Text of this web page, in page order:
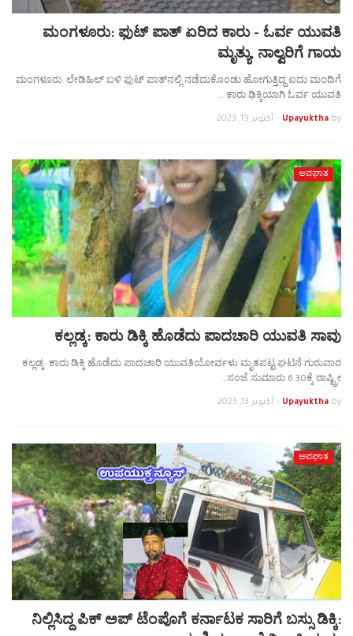
ಮಂಗಳೂರು: ಫುಟ್ ಪಾತ್ ಏರಿದ ಕಾರು - ಓರ್ವ ಯುವತಿ
ಮೃತ್ಯು, ನಾಲ್ವರಿಗೆ ಗಾಯ
ಮಂಗಳೂರು: ಲೇಡಿಹಿಲ್ ಬಳಿ ಫುಟ್ ಪಾತ್‌ನಲ್ಲಿ ನಡೆದುಕೊಂಡು ಹೋಗುತ್ತಿದ್ದ ಐದು ಮಂದಿಗೆ
ಕಾರು ಢಿಕ್ಕಿಯಾಗಿ ಓರ್ವ ಯುವತಿ …
by
Upayuktha
- أكتوبر 19, 2023
ಅಪಘಾತ
ಕಲ್ಲಡ್ಕ: ಕಾರು ಡಿಕ್ಕಿ ಹೊಡೆದು ಪಾದಚಾರಿ ಯುವತಿ ಸಾವು
ಕಲ್ಲಡ್ಕ: ಕಾರು ಡಿಕ್ಕಿ ಹೊಡೆದು ಪಾದಚಾರಿ ಯುವತಿಯೋರ್ವಳು ಮೃತಪಟ್ಟ ಘಟನೆ ಗುರುವಾರ
ಸಂಜೆ ಸುಮಾರು 6.30ಕ್ಕೆ ರಾಷ್ಟ್ರೀ…
by
Upayuktha
- أكتوبر 13, 2023
ಅಪಘಾತ
ನಿಲ್ಲಿಸಿದ್ದ ಪಿಕ್ ಅಪ್ ಟೆಂಪೊಗೆ ಕರ್ನಾಟಕ ಸಾರಿಗೆ ಬಸ್ಸು ಡಿಕ್ಕಿ: